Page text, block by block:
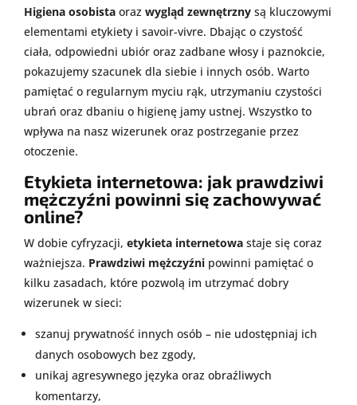
Higiena osobista oraz wygląd zewnętrzny są kluczowymi
elementami etykiety i savoir-vivre. Dbając o czystość
ciała, odpowiedni ubiór oraz zadbane włosy i paznokcie,
pokazujemy szacunek dla siebie i innych osób. Warto
pamiętać o regularnym myciu rąk, utrzymaniu czystości
ubrań oraz dbaniu o higienę jamy ustnej. Wszystko to
wpływa na nasz wizerunek oraz postrzeganie przez
otoczenie.
Etykieta internetowa: jak prawdziwi
mężczyźni powinni się zachowywać
online?
W dobie cyfryzacji, etykieta internetowa staje się coraz
ważniejsza. Prawdziwi mężczyźni powinni pamiętać o
kilku zasadach, które pozwolą im utrzymać dobry
wizerunek w sieci:
szanuj prywatność innych osób – nie udostępniaj ich
danych osobowych bez zgody,
unikaj agresywnego języka oraz obraźliwych
komentarzy,